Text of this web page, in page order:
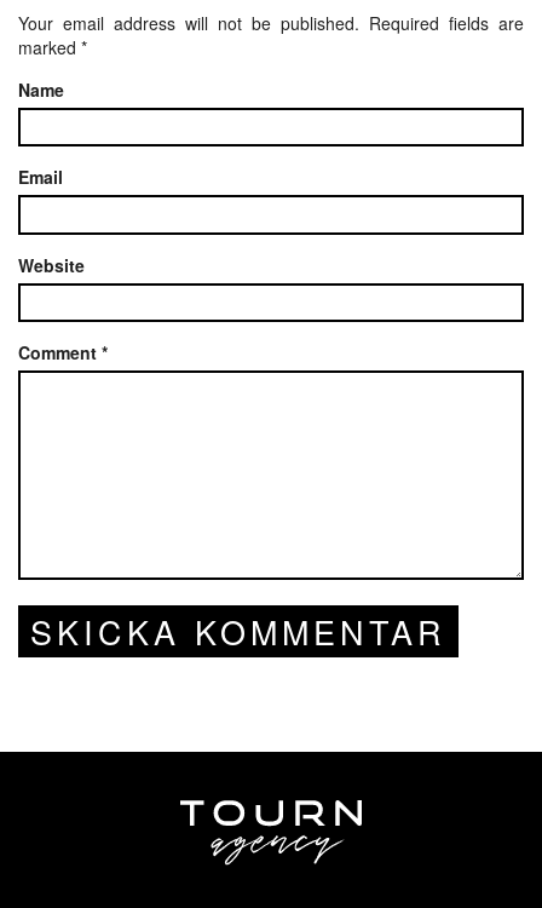
Your email address will not be published. Required fields are
marked *
Name
Email
Website
Comment *
SKICKA KOMMENTAR